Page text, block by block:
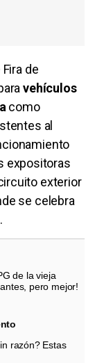
de
vehículos
como
al
expositoras
exterior
se celebra
de la vieja
pero mejor!
razón? Estas